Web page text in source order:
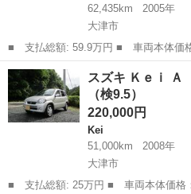
62,435km
2005年
大津市
■ 支払総額: 59.9万円 ■ 車両本体価格： 521,000 円 ■ メーカー
名： スズキ ■ 車種名： Ｋｅｉワ
スグレード 車検Ｒ１０年４月 キ
ンセグ ＣＤ...
滋賀 大津市 Kei
スズキ Ｋｅｉ
（検9.5）
220,000円
Kei
51,000km
2008年
大津市
■ 支払総額: 25万円 ■ 車両本体価格： 220,000 円 ■ メーカー